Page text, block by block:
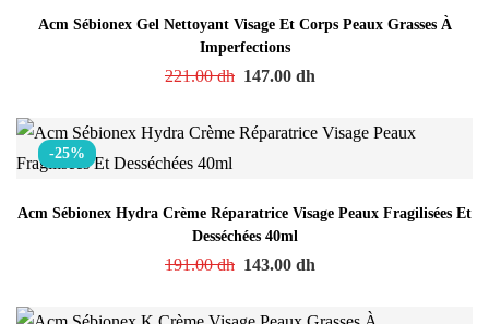
Acm Sébionex Gel Nettoyant Visage Et Corps Peaux Grasses À
Imperfections
221.00dh 147.00 dh
-25%
Acm Sébionex Hydra Crème Réparatrice Visage Peaux Fragilisées Et
Desséchées 40ml
191.00dh 143.00 dh